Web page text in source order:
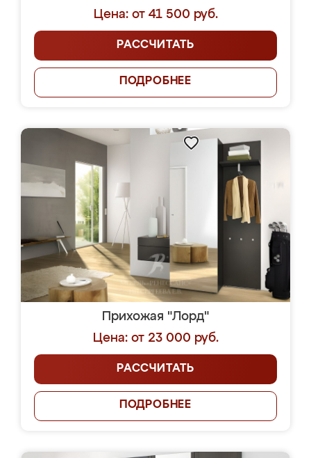
Цена: от 41 500 руб.
РАССЧИТАТЬ
ПОДРОБНЕЕ
Прихожая "Лорд"
Цена: от 23 000 руб.
РАССЧИТАТЬ
ПОДРОБНЕЕ